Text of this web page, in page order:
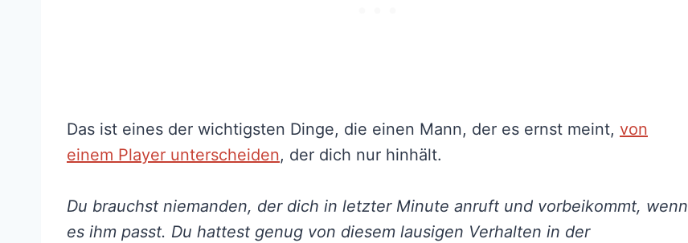
Das ist eines der wichtigsten Dinge, die einen Mann, der es ernst meint, von
einem Player unterscheiden, der dich nur hinhält.
Du brauchst niemanden, der dich in letzter Minute anruft und vorbeikommt, wenn
es ihm passt. Du hattest genug von diesem lausigen Verhalten in der